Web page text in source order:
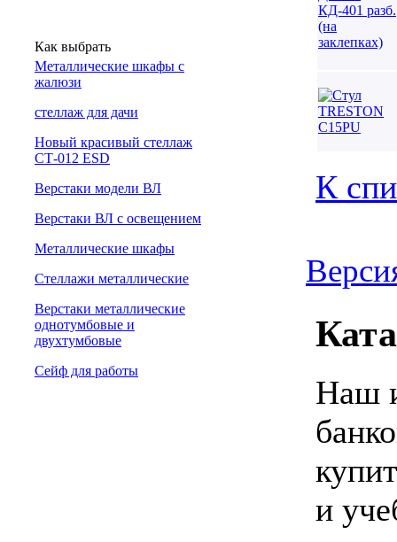
Как выбрать
Металлические шкафы с
жалюзи
cтеллаж для дачи
Новый красивый стеллаж
СТ-012 ESD
Верстаки модели ВЛ
Верстаки ВЛ с освещением
Металлические шкафы
Стеллажи металлические
Верстаки металлические
однотумбовые и
двухтумбовые
Сейф для работы
К
Наш
и